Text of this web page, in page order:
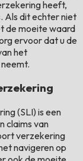
heeft,
Als dit echter niet
de moeite waard
ervoor dat u de
het
(SLI) is een
claims van
verzekering
navigeren op